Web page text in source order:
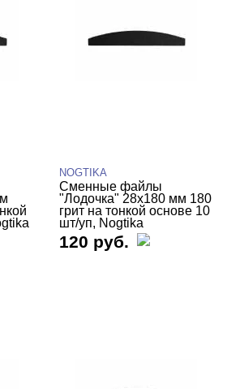
NOGTIKA
Сменные файлы
"Лодочка" 28х180 мм 180
грит на тонкой основе 10
шт/уп, Nogtika
120 руб.